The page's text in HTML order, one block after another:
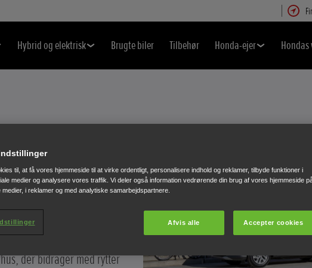
Hybrid og elektrisk Brugte biler Tilbehør Honda-ejer Hondas
KULTURBY
relationer cykler
km på 6 dage. Blandt de
der bidrager med rytter
til, at få vores hjemmeside til at virke ordentligt, personalisere indhold og reklamer, tilbyde funktioner i
medier og analysere vores traffik. Vi deler også information vedrørende din brug af vores hjemmeside
i reklamer og med analytiske samarbejdspartnere.
Afvis alle Accepter cookies